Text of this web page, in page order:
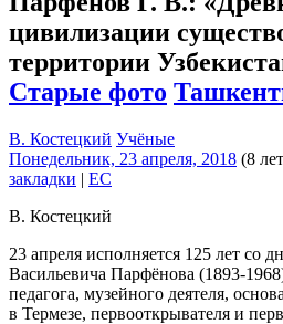
цивилизации
территории
Старые фото
В. Костецкий Учёные
Понедельник, 23 апреля, 2018 (8
закладки | EC
В. Костецкий
23 апреля исполняется 125 лет со
Васильевича Парфёнова (1893-
педагога, музейного деятеля,
в Термезе, первооткрывателя и